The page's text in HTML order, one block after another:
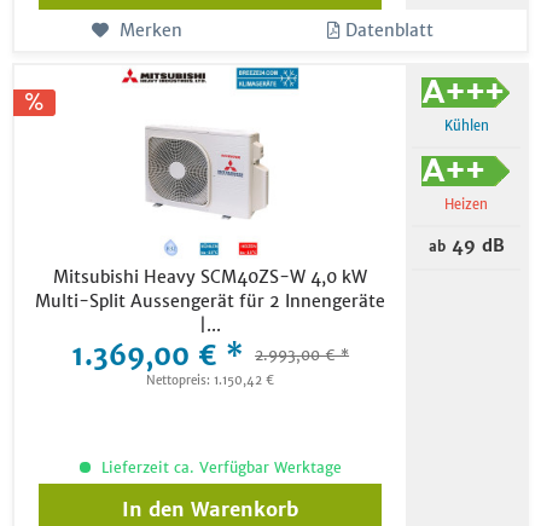
Merken Datenblatt
Mitsubishi Heavy SCM40ZS-W 4,0 kW
Multi-Split Aussengerät für 2 Innengeräte
|...
1.369,00 € * 2.993,00 € *
Nettopreis: 1.150,42 €
Kühlen
Heizen
ab49 dB
Lieferzeit ca. Verfügbar Werktage
In den Warenkorb